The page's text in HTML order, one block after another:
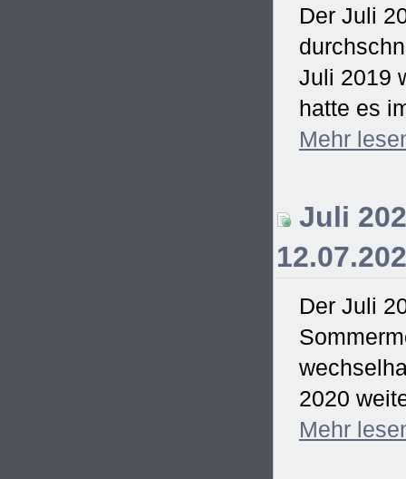
Der Juli
Juli 2019
hatte es
Mehr
Juli
Der Juli
2020
Mehr